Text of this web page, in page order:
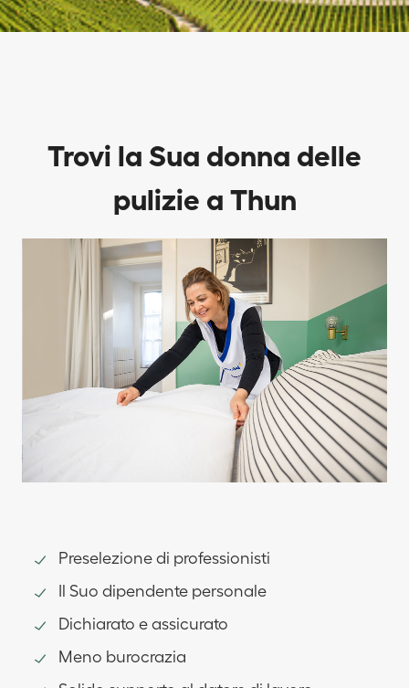
Trovi la Sua donna delle
pulizie a Thun
Preselezione di professionisti
Il Suo dipendente personale
Dichiarato e assicurato
Meno burocrazia